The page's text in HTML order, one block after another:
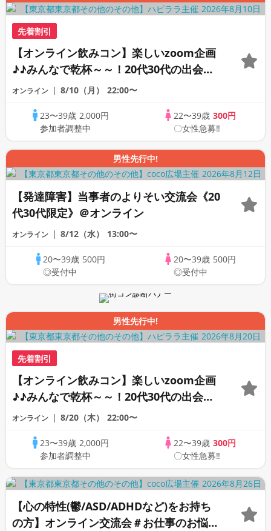
先着割引
【オンライン飲みコン】楽しいzoom企画
♪♪みんなで乾杯～～！20代30代の出会い
応援♪♪リモートパーティー♪♪友達作りか
う♪☆全国の方が対象☆司会進行あり♪♪♪
オンライン 8/10（月） 22:00〜
23〜39歳 2,000円
参加者調整中
22〜39歳 300円
〇女性急募‼
男性先行中!
【発達障害】当事者のよりそい交流会《20
代30代限定》＠オンライン
オンライン 8/12（水） 13:00〜
20〜39歳 500円
◎受付中
20〜39歳 500円
◎受付中
男性先行中!
先着割引
【オンライン飲みコン】楽しいzoom企画
♪♪みんなで乾杯～～！20代30代の出会い
応援♪♪リモートパーティー♪♪友達作りか
う♪☆全国の方が対象☆司会進行あり♪♪♪
オンライン 8/20（木） 22:00〜
23〜39歳 2,000円
参加者調整中
22〜39歳 300円
〇女性急募‼
【心の特性(鬱/ASD/ADHDなど)をお持ち
の方】オンライン交流会＃お仕事のお悩み